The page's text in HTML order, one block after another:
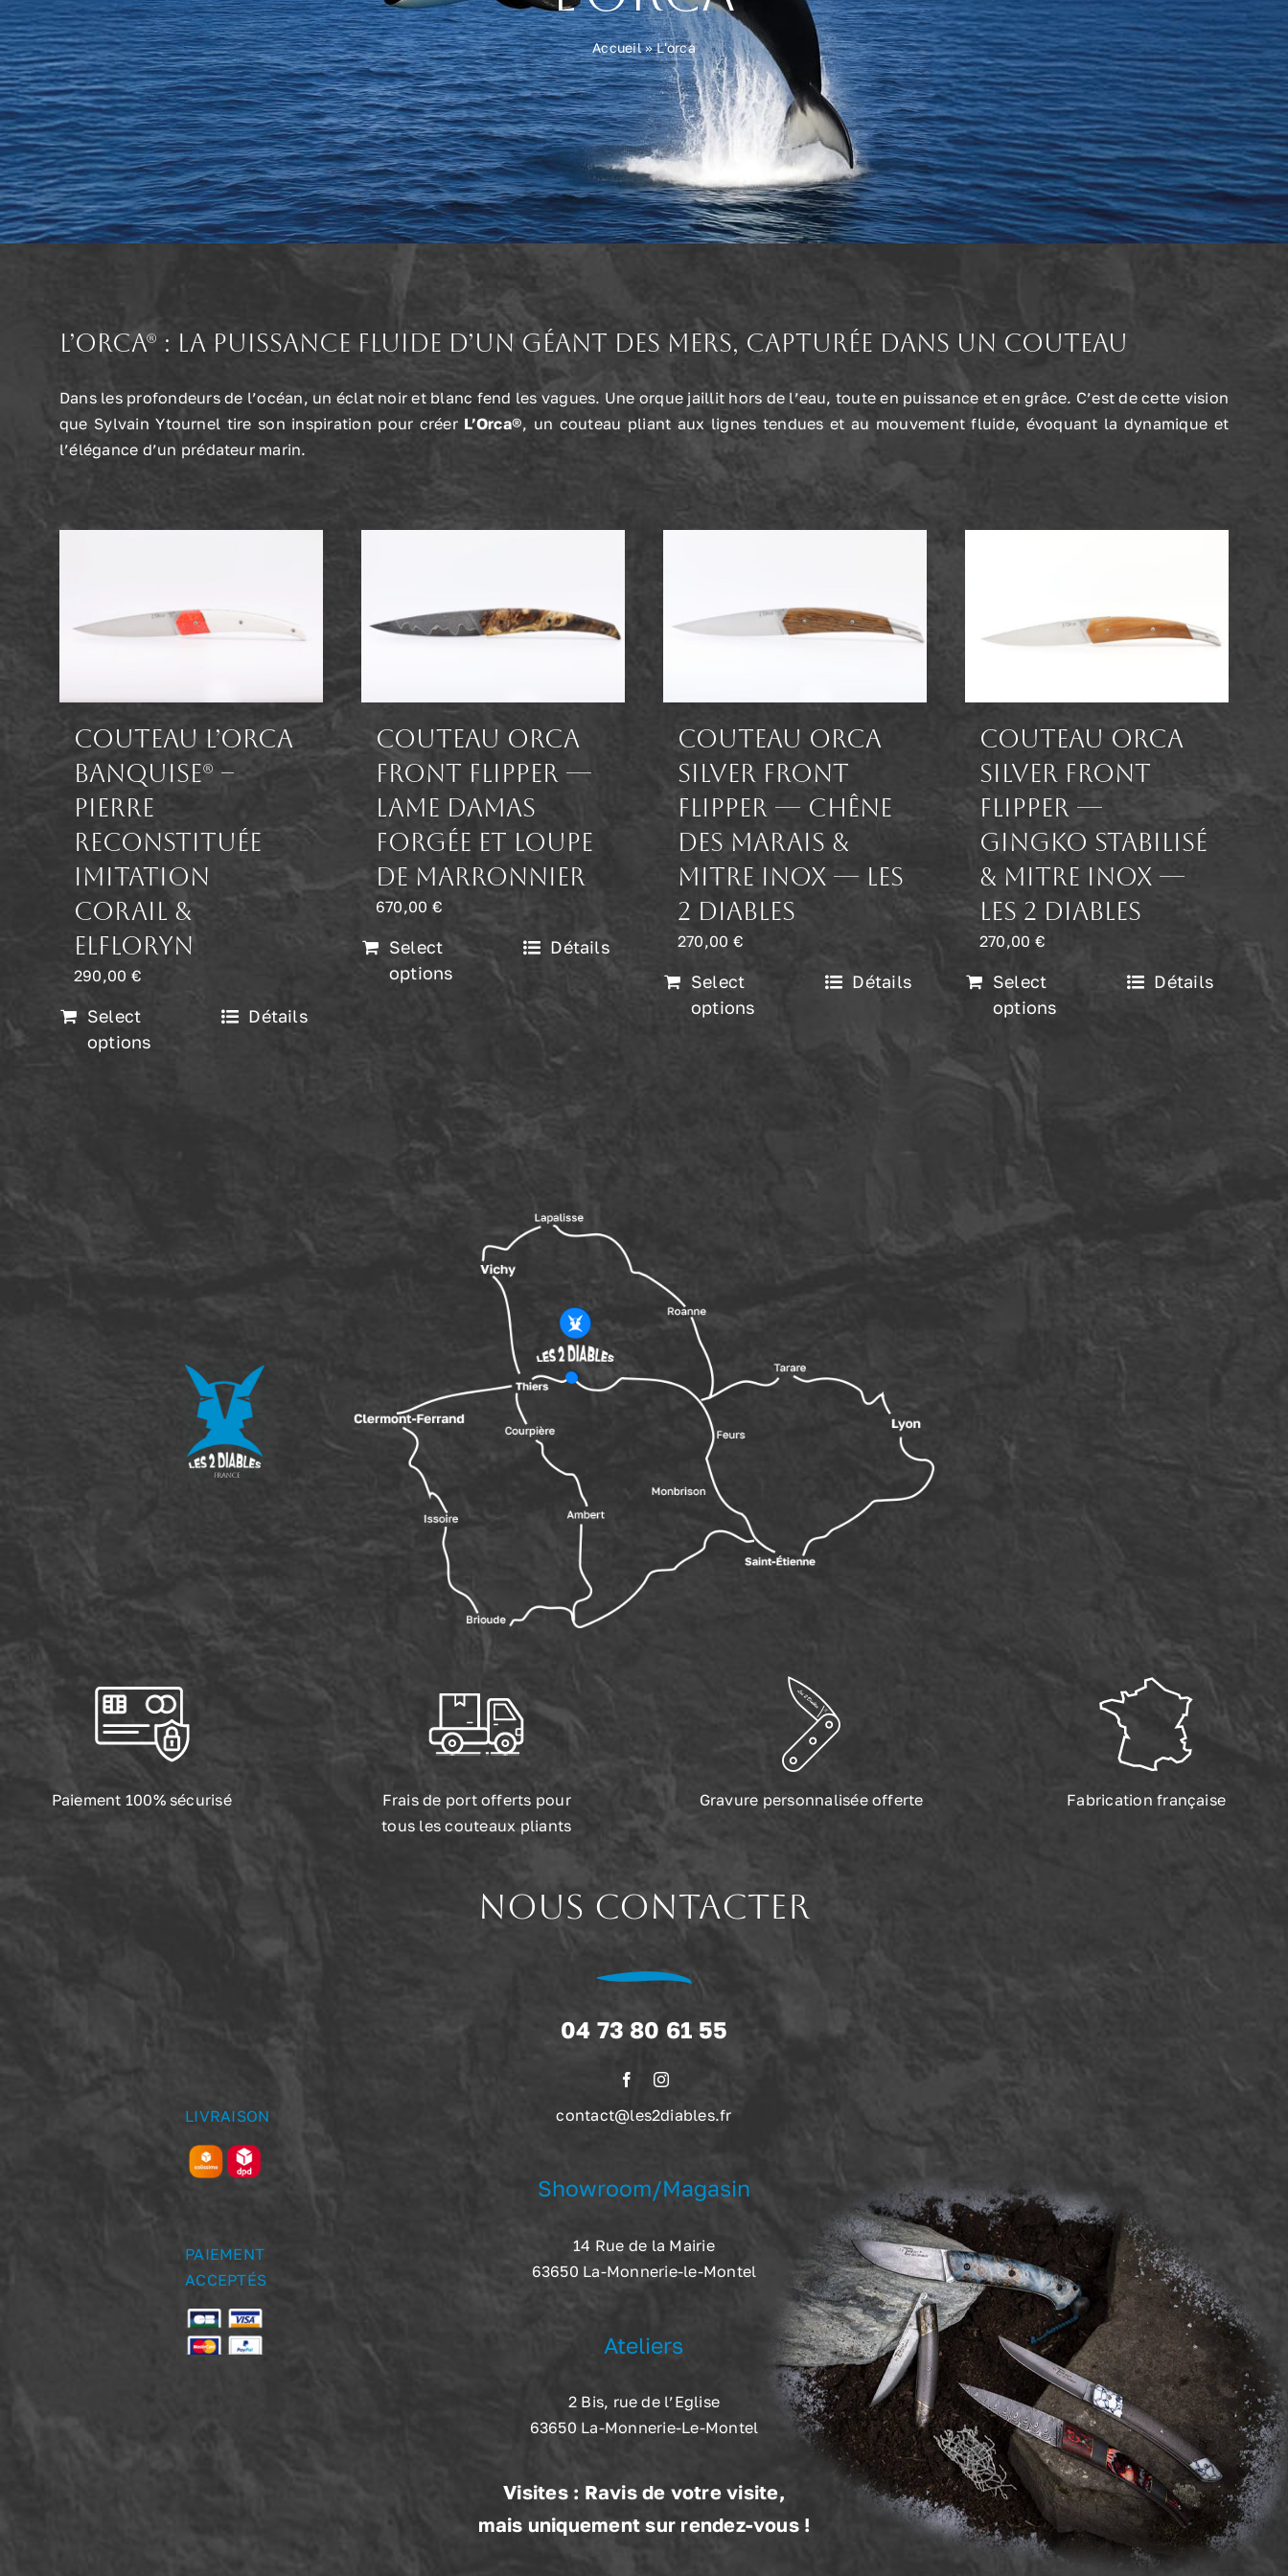
Accueil»L'orca
L’Orca® : la puissance fluide d’un géant des mers, capturée dans un couteau
Dans les profondeurs de l’océan, un éclat noir et blanc fend les vagues. Une orque jaillit hors de l’eau, toute en puissance et en grâce. C’est de cette vision
que Sylvain Ytournel tire son inspiration pour créer L’Orca®, un couteau pliant aux lignes tendues et au mouvement fluide, évoquant la dynamique et
l’élégance d’un prédateur marin.
Couteau L’Orca
Banquise® –
Pierre
reconstituée
imitation
corail &
Elfloryn
290,00 €
Select
options
Détails
Couteau Orca
front flipper —
Lame damas
forgée et loupe
de marronnier
670,00 €
Select
options
Détails
Couteau Orca
Silver front
flipper — Chêne
des marais &
mitre inox — Les
2 Diables
270,00 €
Select
options
Détails
Couteau Orca
Silver front
flipper —
Gingko stabilisé
& mitre inox —
Les 2 Diables
270,00 €
Select
options
Détails
Paiement 100% sécurisé
Frais de port offerts pour
tous les couteaux pliants
Gravure personnalisée offerte Fabrication française
LIVRAISON
PAIEMENT
ACCEPTÉS
NOUS CONTACTER
04 73 80 61 55
contact@les2diables.fr
Showroom/Magasin
14 Rue de la Mairie
63650 La-Monnerie-le-Montel
Ateliers
2 Bis, rue de l’Eglise
63650 La-Monnerie-Le-Montel
Visites : Ravis de votre visite,
mais uniquement sur rendez-vous !